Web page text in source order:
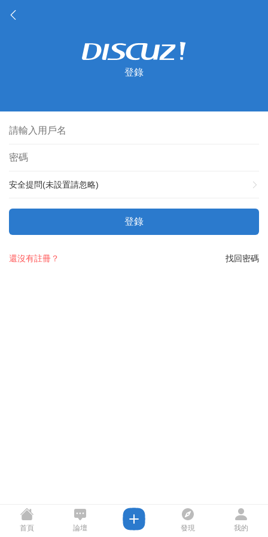
登錄
安全提問(未設置請忽略)
登錄
找回密碼
還沒有註冊？
首頁 論壇 發現 我的